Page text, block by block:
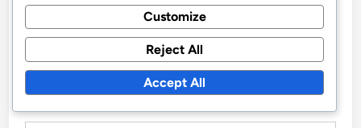
Leave a Reply
Your email address will not be published.
are marked*
COMMENT*
Customize
Reject All
Accept All